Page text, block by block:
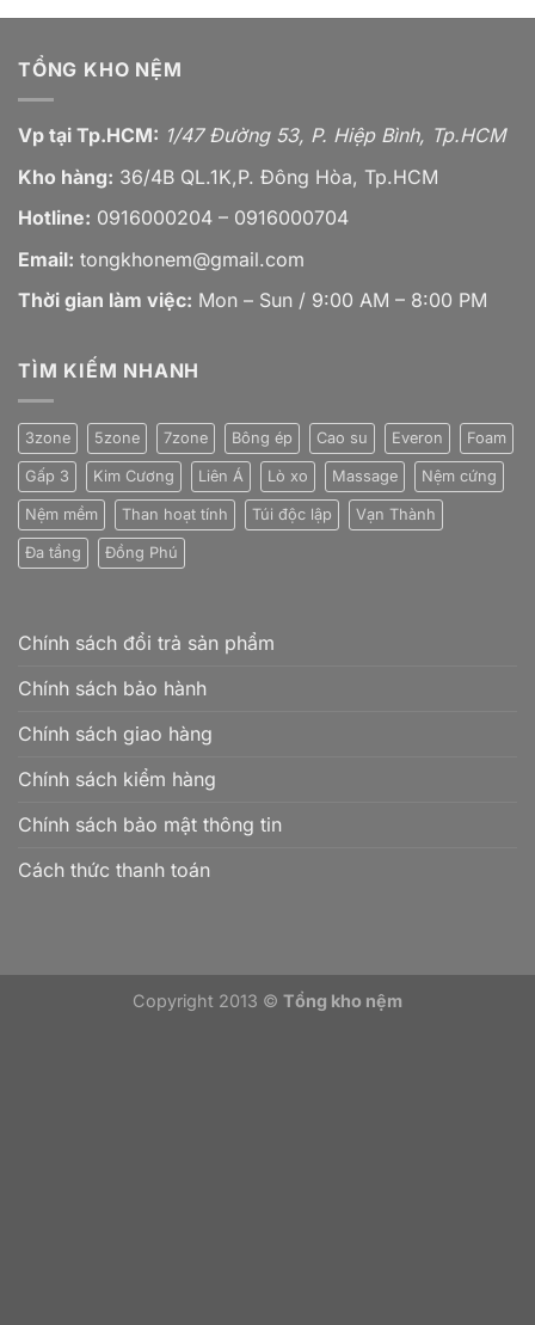
TỔNG KHO NỆM
Vp tại Tp.HCM: 1/47 Đường 53, P. Hiệp Bình, Tp.HCM
Kho hàng: 36/4B QL.1K,P. Đông Hòa, Tp.HCM
Hotline: 0916000204 – 0916000704
Email: tongkhonem@gmail.com
Thời gian làm việc: Mon – Sun / 9:00 AM – 8:00 PM
TÌM KIẾM NHANH
3zone 5zone 7zone Bông ép Cao su Everon Foam
Gấp 3 Kim Cương Liên Á Lò xo Massage Nệm cứng
Nệm mềm Than hoạt tính Túi độc lập Vạn Thành
Đa tầng Đồng Phú
Chính sách đổi trả sản phẩm
Chính sách bảo hành
Chính sách giao hàng
Chính sách kiểm hàng
Chính sách bảo mật thông tin
Cách thức thanh toán
Copyright 2013 © Tổng kho nệm